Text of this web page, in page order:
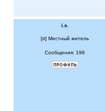
i.s.
[ ] Местный житель
Сообщения: 196